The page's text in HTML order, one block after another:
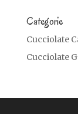
Categorie
Cucciolate
Cucciolate